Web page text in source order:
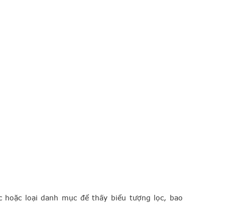
loại danh mục để thấy biểu tượng lọc, bao